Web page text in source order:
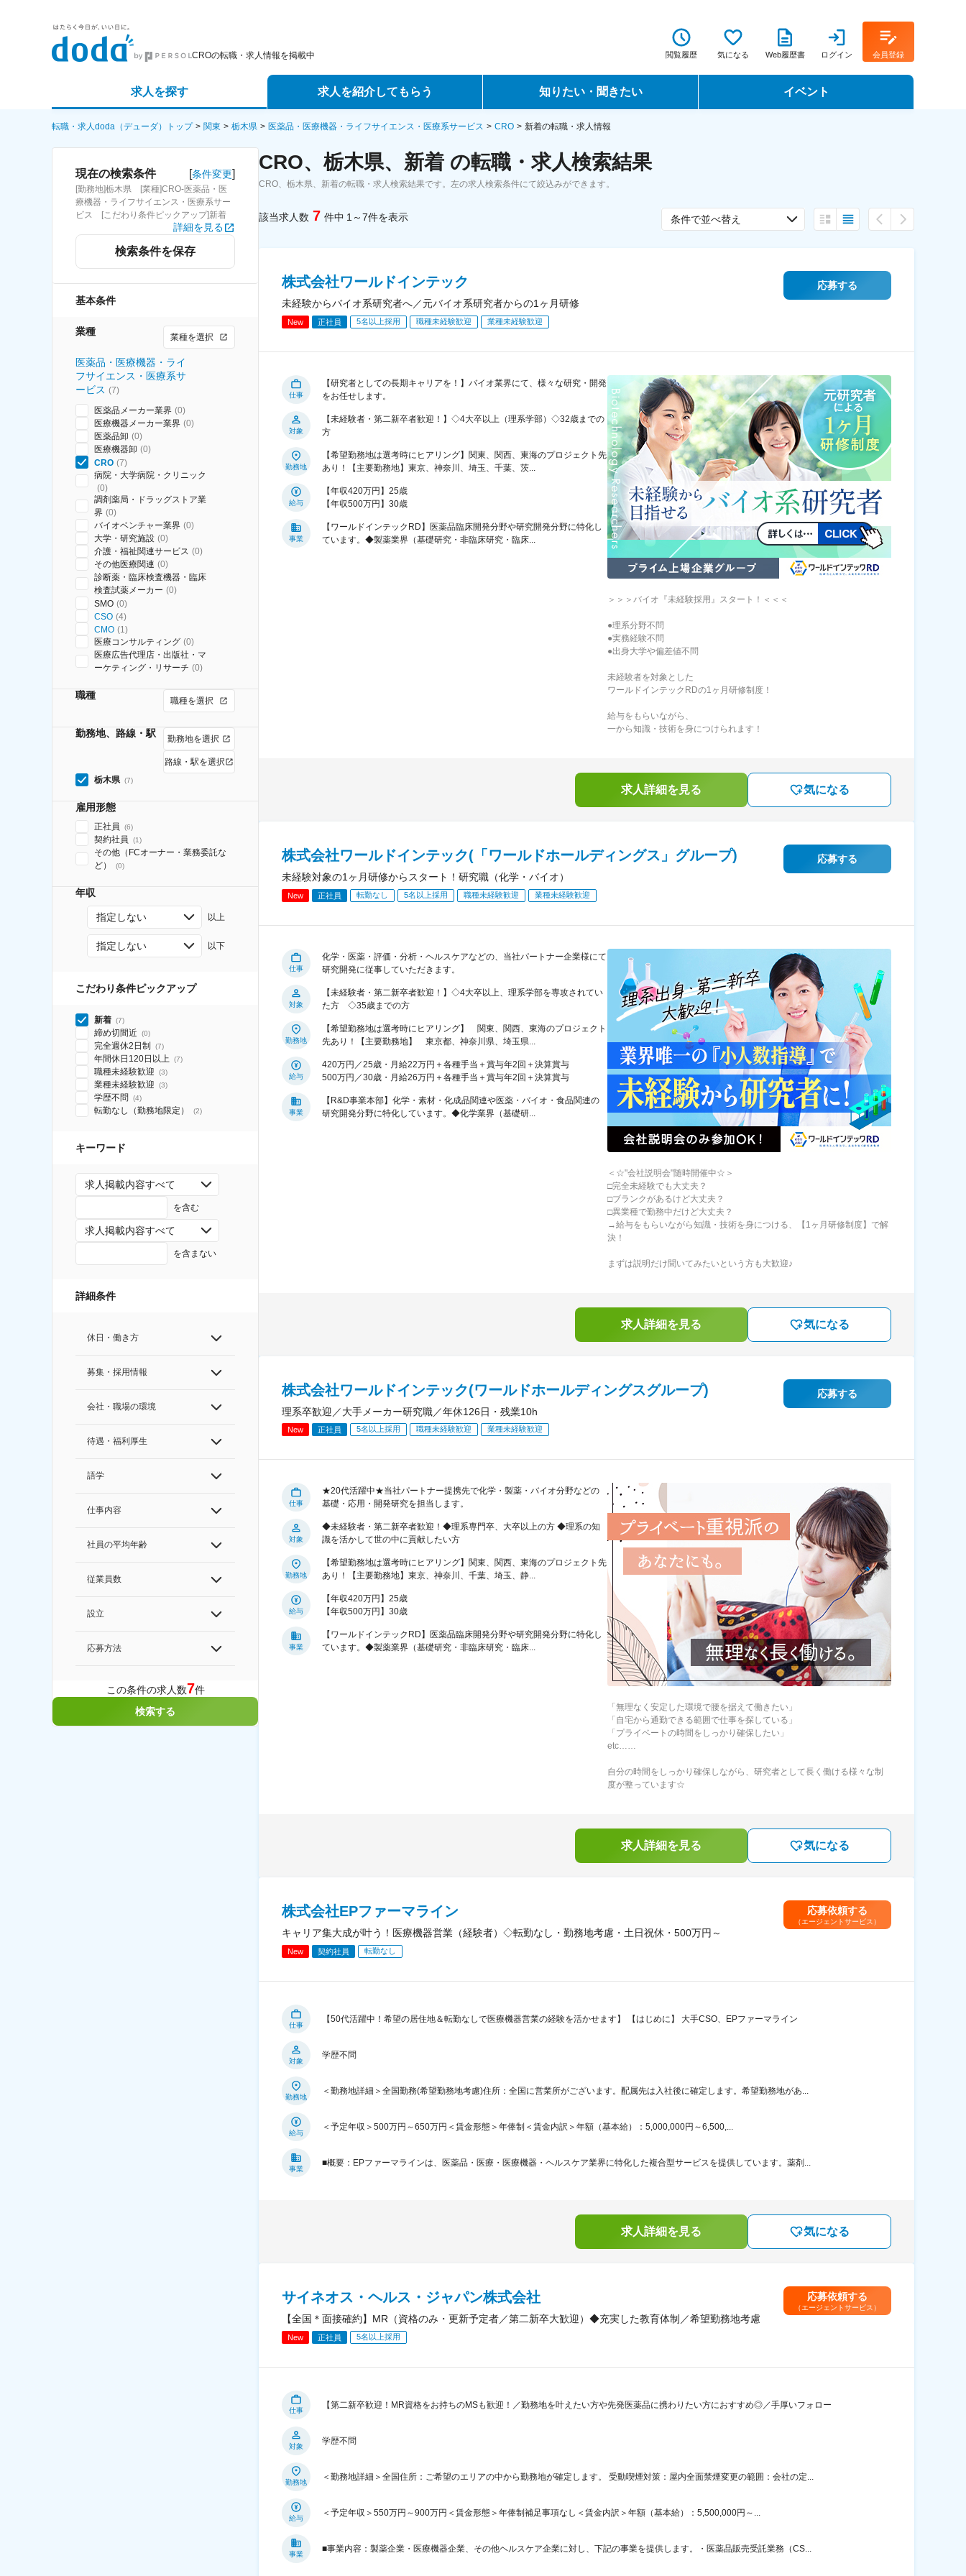
CROの転職・求人情報を掲載中 閲覧履歴 気になる Web履歴書 ログイン 会員登録
求人を探す
詳細条件から探す
求人特集から探す
求人を紹介してもらう
エージェントサービス
スカウトサービス
知りたい・聞きたい
転職ノウハウ
データで見る転職
イベント
転職・求人doda（デューダ）トップ 関東 栃木県 医薬品・医療機器・ライフサイエンス・医療系サービス CRO 新着の転職・求人情報
現在の検索条件 [条件変更]
[勤務地]栃木県 [業種]CRO-医薬品・医
療機器・ライフサイエンス・医療系サー
ビス [こだわり条件ピックアップ]新着
詳細を見る
検索条件を保存
基本条件
業種 業種を選択
医薬品・医療機器・ライ
フサイエンス・医療系サ
ービス (7)
医薬品メーカー業界 (0)
医療機器メーカー業界 (0)
医薬品卸 (0)
医療機器卸 (0)
CRO (7)
病院・大学病院・クリニック
(0)
調剤薬局・ドラッグストア業
界 (0)
バイオベンチャー業界 (0)
大学・研究施設 (0)
介護・福祉関連サービス (0)
その他医療関連 (0)
診断薬・臨床検査機器・臨床
検査試薬メーカー (0)
SMO (0)
CSO (4)
CMO (1)
医療コンサルティング (0)
医療広告代理店・出版社・マ
ーケティング・リサーチ (0)
職種 職種を選択
勤務地、路線・駅 勤務地を選択
路線・駅を選択
栃木県 (7)
雇用形態
正社員 (6)
契約社員 (1)
その他（FCオーナー・業務委託な
ど）
(0)
年収
指定しない 以上
指定しない 以下
こだわり条件ピックアップ
新着 (7)
締め切間近 (0)
完全週休2日制 (7)
年間休日120日以上 (7)
職種未経験歓迎 (3)
業種未経験歓迎 (3)
学歴不問 (4)
転勤なし（勤務地限定） (2)
キーワード
求人掲載内容すべて
を含む
求人掲載内容すべて
を含まない
詳細条件
休日・働き方
募集・採用情報
会社・職場の環境
待遇・福利厚生
語学
仕事内容
社員の平均年齢
従業員数
設立
応募方法
この条件の求人数7件
検索する
CRO、栃木県、新着 の転職・求人検索結果
CRO、栃木県、新着の転職・求人検索結果です。左の求人検索条件にて絞込みができます。
該当求人数 7 件中 1～7件を表示 条件で並べ替え
株式会社ワールドインテック
未経験からバイオ系研究者へ／元バイオ系研究者からの1ヶ月研修
New 正社員 5名以上採用 職種未経験歓迎 業種未経験歓迎
応募する
仕事
【研究者としての長期キャリアを！】バイオ業界にて、様々な研究・開発
をお任せします。
対象
【未経験者・第二新卒者歓迎！】◇4大卒以上（理系学部）◇32歳までの
方
勤務地
【希望勤務地は選考時にヒアリング】関東、関西、東海のプロジェクト先
あり！【主要勤務地】東京、神奈川、埼玉、千葉、茨...
給与
【年収420万円】25歳
【年収500万円】30歳
事業
【ワールドインテックRD】医薬品臨床開発分野や研究開発分野に特化し
ています。◆製薬業界（基礎研究・非臨床研究・臨床...
＞＞＞バイオ『未経験採用』スタート！＜＜＜
●理系分野不問
●実務経験不問
●出身大学や偏差値不問
未経験者を対象とした
ワールドインテックRDの1ヶ月研修制度！
給与をもらいながら、
一から知識・技術を身につけられます！
求人詳細を見る 気になる
株式会社ワールドインテック(「ワールドホールディングス」グループ)
未経験対象の1ヶ月研修からスタート！研究職（化学・バイオ）
New 正社員 転勤なし 5名以上採用 職種未経験歓迎 業種未経験歓迎
応募する
仕事
化学・医薬・評価・分析・ヘルスケアなどの、当社パートナー企業様にて
研究開発に従事していただきます。
対象
【未経験者・第二新卒者歓迎！】◇4大卒以上、理系学部を専攻されてい
た方 ◇35歳までの方
勤務地
【希望勤務地は選考時にヒアリング】 関東、関西、東海のプロジェクト
先あり！【主要勤務地】 東京都、神奈川県、埼玉県...
給与
420万円／25歳・月給22万円＋各種手当＋賞与年2回＋決算賞与
500万円／30歳・月給26万円＋各種手当＋賞与年2回＋決算賞与
事業
【R&D事業本部】化学・素材・化成品関連や医薬・バイオ・食品関連の
研究開発分野に特化しています。◆化学業界（基礎研...
＜☆"会社説明会"随時開催中☆＞
□完全未経験でも大丈夫？
□ブランクがあるけど大丈夫？
□異業種で勤務中だけど大丈夫？
→給与をもらいながら知識・技術を身につける、【1ヶ月研修制度】で解
決！
まずは説明だけ聞いてみたいという方も大歓迎♪
求人詳細を見る 気になる
株式会社ワールドインテック(ワールドホールディングスグループ)
理系卒歓迎／大手メーカー研究職／年休126日・残業10h
New 正社員 5名以上採用 職種未経験歓迎 業種未経験歓迎
応募する
仕事
★20代活躍中★当社パートナー提携先で化学・製薬・バイオ分野などの
基礎・応用・開発研究を担当します。
対象
◆未経験者・第二新卒者歓迎！◆理系専門卒、大卒以上の方 ◆理系の知
識を活かして世の中に貢献したい方
勤務地
【希望勤務地は選考時にヒアリング】関東、関西、東海のプロジェクト先
あり！【主要勤務地】東京、神奈川、千葉、埼玉、静...
給与
【年収420万円】25歳
【年収500万円】30歳
事業
【ワールドインテックRD】医薬品臨床開発分野や研究開発分野に特化し
ています。◆製薬業界（基礎研究・非臨床研究・臨床...
「無理なく安定した環境で腰を据えて働きたい」
「自宅から通勤できる範囲で仕事を探している」
「プライベートの時間をしっかり確保したい」
etc……
自分の時間をしっかり確保しながら、研究者として長く働ける様々な制
度が整っています☆
求人詳細を見る 気になる
株式会社EPファーマライン
キャリア集大成が叶う！医療機器営業（経験者）◇転勤なし・勤務地考慮・土日祝休・500万円～
New 契約社員 転勤なし
応募依頼する
（エージェントサービス）
仕事
【50代活躍中！希望の居住地＆転勤なしで医療機器営業の経験を活かせます】 【はじめに】 大手CSO、EPファーマライン
対象
学歴不問
勤務地
＜勤務地詳細＞全国勤務(希望勤務地考慮)住所：全国に営業所がございます。配属先は入社後に確定します。希望勤務地があ...
給与
＜予定年収＞500万円～650万円＜賃金形態＞年俸制＜賃金内訳＞年額（基本給）：5,000,000円～6,500,...
事業
■概要：EPファーマラインは、医薬品・医療・医療機器・ヘルスケア業界に特化した複合型サービスを提供しています。薬剤...
求人詳細を見る 気になる
サイネオス・ヘルス・ジャパン株式会社
【全国＊面接確約】MR（資格のみ・更新予定者／第二新卒大歓迎）◆充実した教育体制／希望勤務地考慮
New 正社員 5名以上採用
応募依頼する
（エージェントサービス）
仕事
【第二新卒歓迎！MR資格をお持ちのMSも歓迎！／勤務地を叶えたい方や先発医薬品に携わりたい方におすすめ◎／手厚いフォロー
対象
学歴不問
勤務地
＜勤務地詳細＞全国住所：ご希望のエリアの中から勤務地が確定します。 受動喫煙対策：屋内全面禁煙変更の範囲：会社の定...
給与
＜予定年収＞550万円～900万円＜賃金形態＞年俸制補足事項なし＜賃金内訳＞年額（基本給）：5,500,000円～...
事業
■事業内容：製薬企業・医療機器企業、その他ヘルスケア企業に対し、下記の事業を提供します。・医薬品販売受託業務（CS...